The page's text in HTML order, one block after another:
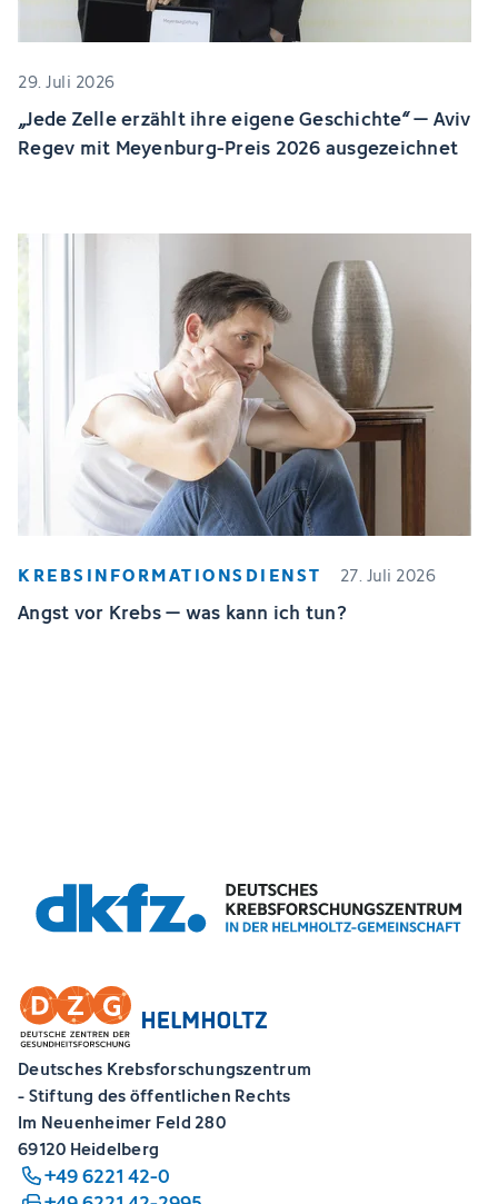
29. Juli 2026
„Jede Zelle erzählt ihre eigene Geschichte“ – Aviv
Regev mit Meyenburg-Preis 2026 ausgezeichnet
KREBSINFORMATIONSDIENST 27. Juli 2026
Angst vor Krebs – was kann ich tun?
Deutsches Krebsforschungszentrum
- Stiftung des öffentlichen Rechts
Im Neuenheimer Feld 280
69120 Heidelberg
+49 6221 42-0